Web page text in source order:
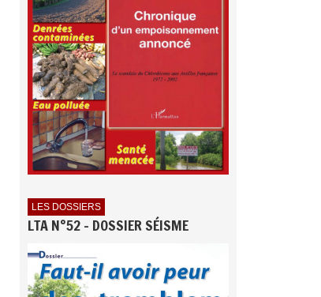
LES DOSSIERS
LTA N°52 - DOSSIER SÉISME